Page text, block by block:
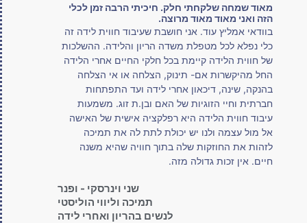
מאוד שמחה שלקחתי חלק. חיכיתי הרבה זמן לכלי
הזה ואני מאוד מאוד מרוצה.
בוודאי אמליץ עוד. אני חושבת שעיבוד חווית לידה זה
כלי נפלא לכל מטפלת משדה הריון והלידה. ההשלכות
של חווית הלידה קיימת בכל חלקי החיים אחרי הלידה
החל מהיקשרות אם- תינוק, הצלחה או אי הצלחה
בהנקה, שינה, דיכאון אחרי לידה ועד התפתחות
חברתית וחיי הזוגיות של האם ובן.ת זוג. משמעות
עיבוד חווית הלידה היא רפלקציה אישית של האישה
אל מול עצמה ולנו יש יכולת לתת לה את תמיכה
לזהות את החוזקות שלה בתוך חוויה שהיא משנה
חיים. אין זכות גדולה מזה.
שני וינרסקי - ופנר
תמיכה וליווי הוליסטי
לנשים בהריון ואחרי לידה